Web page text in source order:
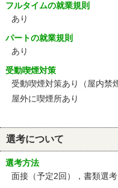
フルタイムの就業規則
あり
パートの就業規則
あり
受動喫煙対策
受動喫煙対策あり（屋内禁
屋外に喫煙所あり
選考について
選考方法
面接（予定2回），書類選考